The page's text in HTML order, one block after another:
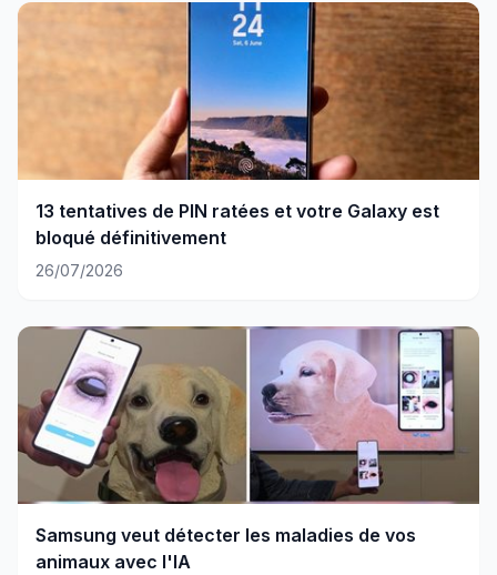
13 tentatives de PIN ratées et votre Galaxy est
bloqué définitivement
26/07/2026
Samsung veut détecter les maladies de vos
animaux avec l'IA